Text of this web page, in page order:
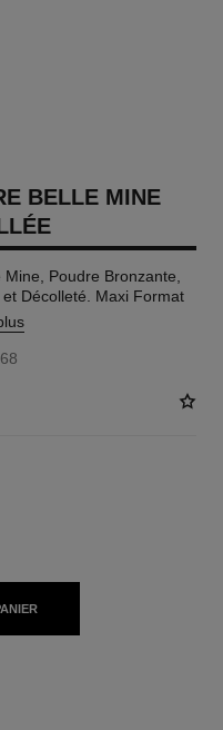
BELLE MINE
Poudre Bronzante,
Décolleté. Maxi Format